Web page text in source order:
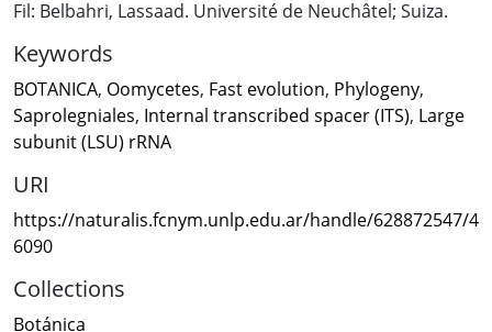
Fil: Belbahri, Lassaad. Université de Neuchâtel; Suiza.
Keywords
BOTANICA, Oomycetes, Fast evolution, Phylogeny,
Saprolegniales, Internal transcribed spacer (ITS), Large
subunit (LSU) rRNA
URI
https://naturalis.fcnym.unlp.edu.ar/handle/628872547/4
6090
Collections
Botánica